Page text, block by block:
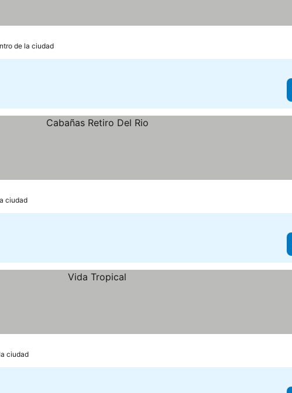
de la ciudad
ciudad
ciudad